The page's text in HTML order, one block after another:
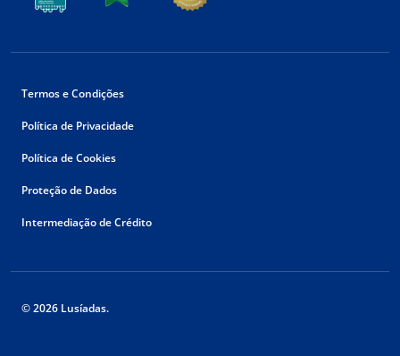
Termos e Condições
Política de Privacidade
Política de Cookies
Proteção de Dados
Intermediação de Crédito
© 2026 Lusíadas.